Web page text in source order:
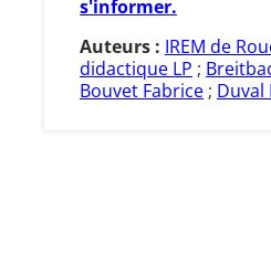
s'informer.
Auteurs : IREM de
didactique LP ;
Bouvet Fabrice ; Duval